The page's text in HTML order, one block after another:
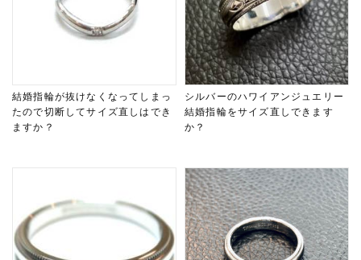
結婚指輪が抜けなくなってしまっ
たので切断してサイズ直しはでき
ますか？
シルバーのハワイアンジュエリー
結婚指輪をサイズ直しできます
か？